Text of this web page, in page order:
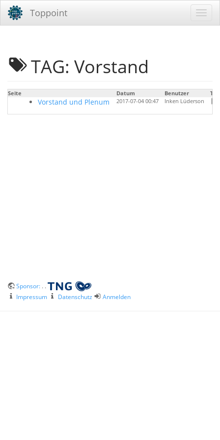
Toppoint
TAG: Vorstand
Seite Datum Benutzer
Vorstand und Plenum 2017-07-04 00:47 Inken Lüderson
Sponsor: . .
Impressum
Datenschutz Anmelden